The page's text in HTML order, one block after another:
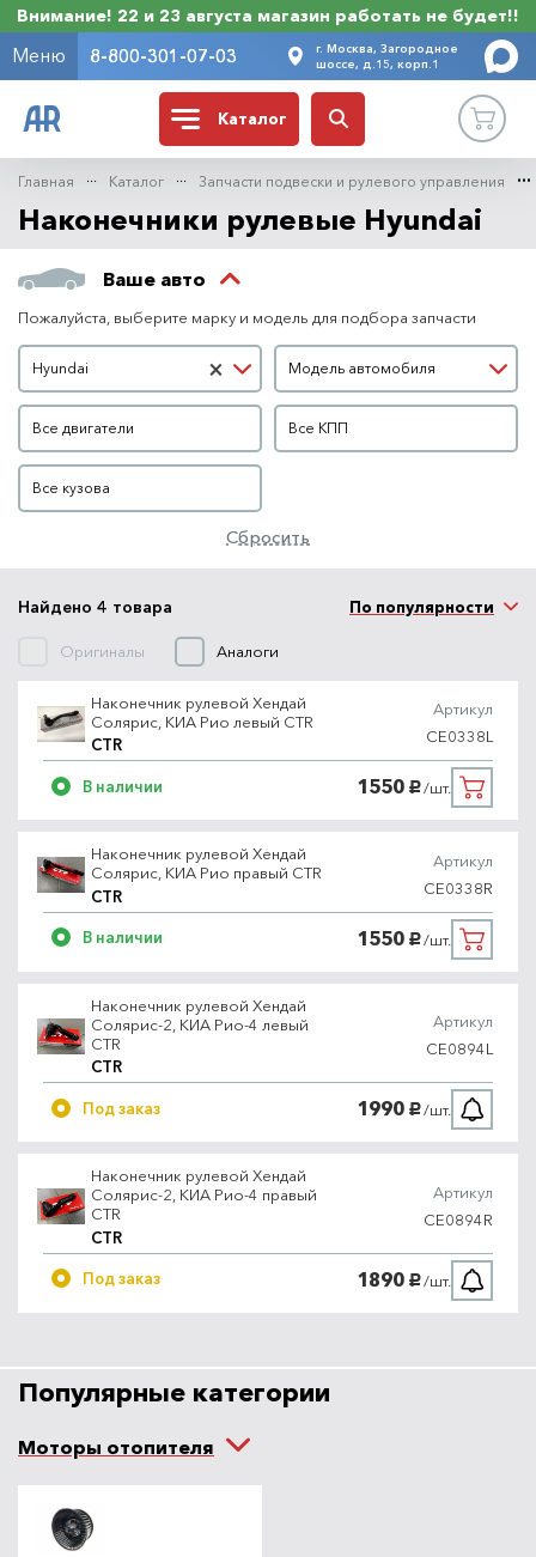
Внимание! 22 и 23 августа магазин работать не будет!!
Меню 8-800-301-07-03
г. Москва, Загородное
шоссе, д.15, корп.1
Каталог
Главная Каталог Запчасти подвески и рулевого управления
Наконечники рулевые Hyundai
Ваше авто
Пожалуйста, выберите марку и модель для подбора запчасти
Марка автомобиля
×
Hyundai
Модель автомобиля
Модель автомобиля
Двигатель
Все двигатели
КПП
Все КПП
Кузов
Все кузова
Сбросить
Найдено 4 товара
Оригиналы Аналоги
По популярности
Наконечник рулевой Хендай
Солярис, КИА Рио левый CTR
CTR
Артикул
CE0338L
В наличии 1550 руб./шт.
Наконечник рулевой Хендай
Солярис, КИА Рио правый CTR
CTR
Артикул
CE0338R
В наличии 1550 руб./шт.
Наконечник рулевой Хендай
Солярис-2, КИА Рио-4 левый
CTR
CTR
Артикул
CE0894L
Под заказ 1990 руб./шт.
Наконечник рулевой Хендай
Солярис-2, КИА Рио-4 правый
CTR
CTR
Артикул
CE0894R
Под заказ 1890 руб./шт.
Популярные категории
Моторы отопителя